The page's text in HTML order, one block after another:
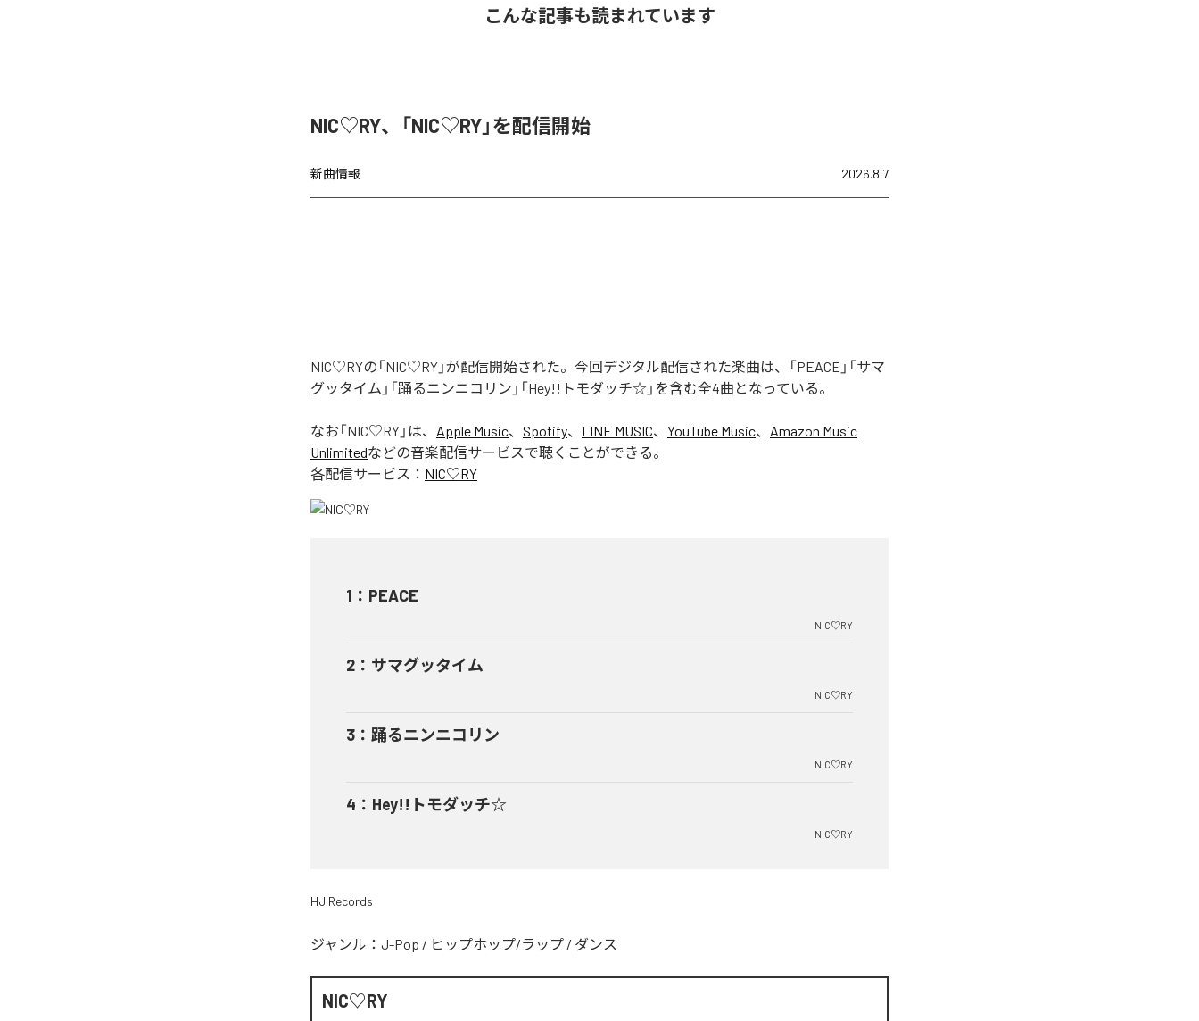
こんな記事も読まれています
NIC♡RY、「NIC♡RY」を配信開始
新曲情報 2026.8.7
NIC♡RYの「NIC♡RY」が配信開始された。今回デジタル配信された楽曲は、「PEACE」「サマ
グッタイム」「踊るニンニコリン」「Hey!!トモダッチ☆」を含む全4曲となっている。
なお「NIC♡RY 」は、 Apple Music、 Spotify、 LINE MUSIC、 YouTube Music、 Amazon Music
Unlimitedなどの音楽配信サービスで聴くことができる。
各配信サービス： NIC♡RY
1 ： PEACE
NIC♡RY
2 ： サマグッタイム
NIC♡RY
3 ： 踊るニンニコリン
NIC♡RY
4 ： Hey!!トモダッチ☆
NIC♡RY
HJ Records
ジャンル： J-Pop / ヒップホップ/ラップ / ダンス
NIC♡RY